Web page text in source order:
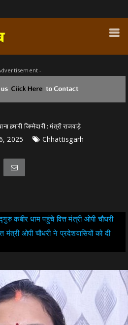
-
हमारी जिम्मेदारी : मंत्री राजवाड़े
2025 Chhattisgarh
कबीर धाम पहुंचे वित्त मंत्री ओपी चौधरी
मंत्री ओपी चौधरी ने प्रदेशवासियों को दी